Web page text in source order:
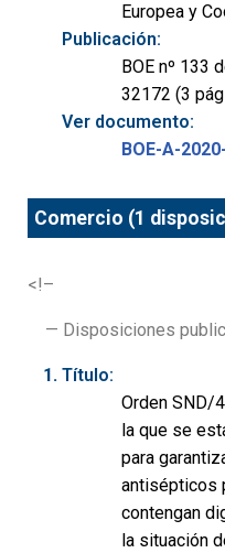
Europea y
Publicación:
BOE nº 133
32172 (3
Ver documento:
BOE-A-
Comercio (1
<!–
— Disposiciones
Título:
Orden SND/
la que se
para
antisépticos
contengan
la situación